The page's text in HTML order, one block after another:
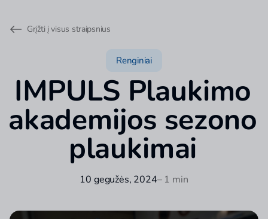
Grįžti į visus straipsnius
Renginiai
IMPULS Plaukimo
akademijos sezono
plaukimai
10 gegužės, 2024– 1 min